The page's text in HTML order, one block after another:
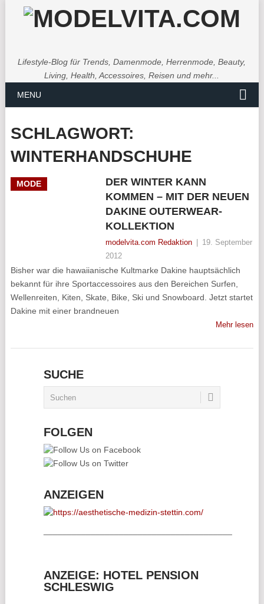
Lifestyle-Blog für Trends, Damenmode, Herrenmode, Beauty,
Living, Health, Accessoires, Reisen und mehr...
MENU
SCHLAGWORT:
WINTERHANDSCHUHE
MODE
DER WINTER KANN
KOMMEN – MIT DER NEUEN
DAKINE OUTERWEAR-
KOLLEKTION
modelvita.com Redaktion
19. September
2012
Bisher war die hawaiianische Kultmarke Dakine hauptsächlich
bekannt für ihre Sportaccessoires aus den Bereichen Surfen,
Wellenreiten, Kiten, Skate, Bike, Ski und Snowboard. Jetzt startet
Dakine mit einer brandneuen
Mehr lesen
SUCHE
FOLGEN
ANZEIGEN
ANZEIGE: HOTEL PENSION
SCHLESWIG